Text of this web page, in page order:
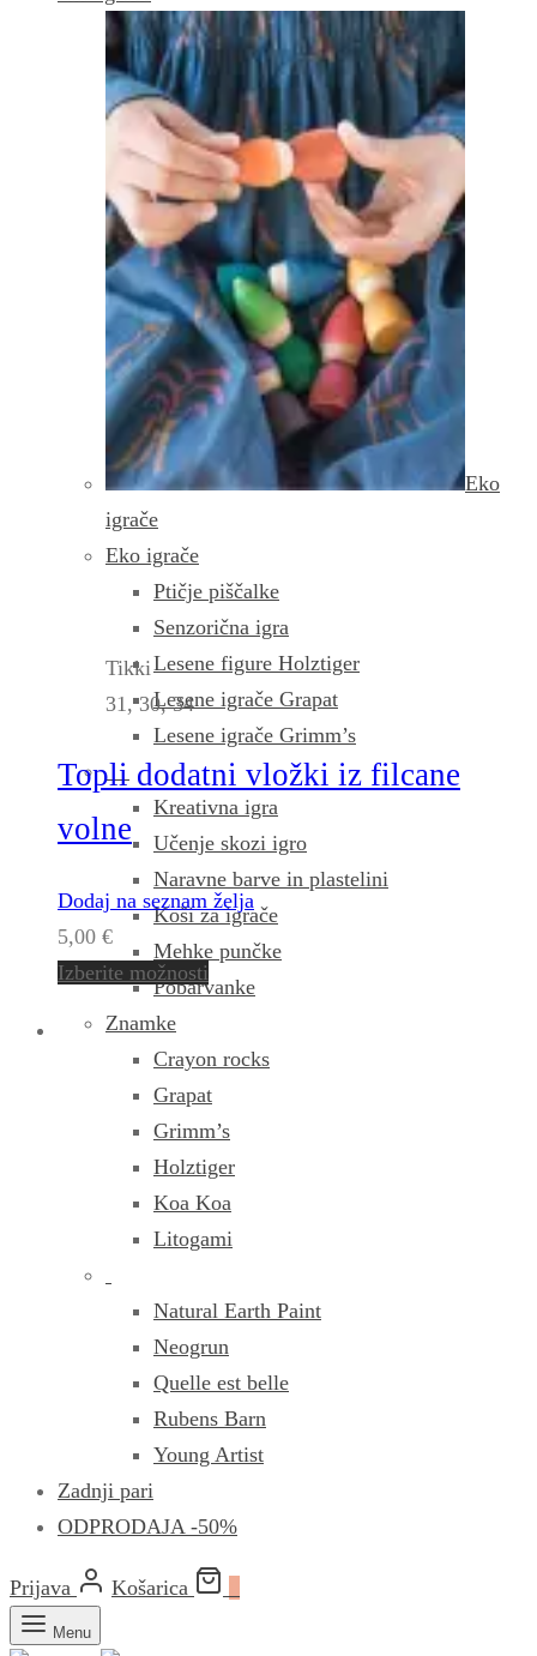
Eko
igrače
Eko igrače
Ptičje piščalke
Senzorična igra
Lesene figure Holztiger
Lesene igrače Grapat
Lesene igrače Grimm’s
Kreativna igra
Učenje skozi igro
Naravne barve in plastelini
Koši za igrače
Mehke punčke
Pobarvanke
Znamke
Crayon rocks
Grapat
Grimm’s
Holztiger
Koa Koa
Litogami
Natural Earth Paint
Neogrun
Quelle est belle
Rubens Barn
Young Artist
Zadnji pari
ODPRODAJA -50%
Prijava Košarica
Menu
Tikki
31, 30, 34
Topli dodatni vložki iz filcane
volne
Dodaj na seznam želja
5,00 €
Izberite možnosti